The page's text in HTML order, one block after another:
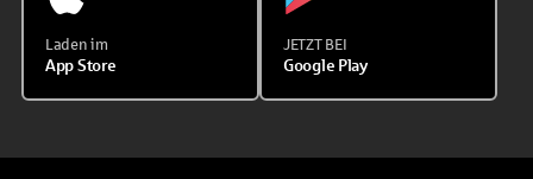
Laden im
App Store
JETZT BEI
Google Play